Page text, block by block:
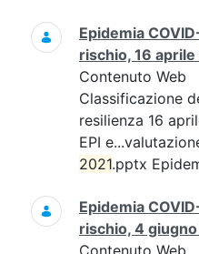
Epidemia
rischio, 16 aprile
Contenuto Web
Classificazione
resilienza 16
EPI
2021.pptx
Epidemia
rischio, 4 giugno
Contenuto Web